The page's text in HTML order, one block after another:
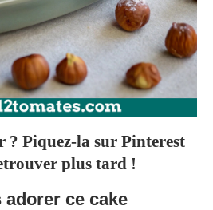
? Piquez-la sur Pinterest
plus tard !
ce cake